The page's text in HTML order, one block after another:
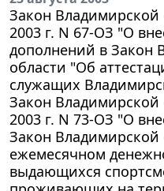
Закон Владимирской
2003 г. N 67-ОЗ "О
дополнений в Закон
области "Об
служащих
Закон Владимирской
2003 г. N 73-ОЗ "О
Закон Владимирской
ежемесячном
выдающихся